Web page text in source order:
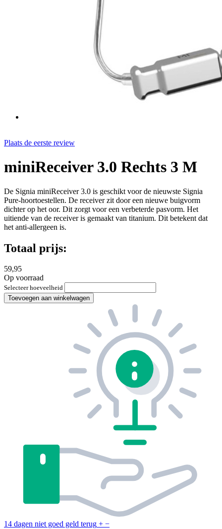
Plaats de eerste review
miniReceiver 3.0 Rechts 3 M
De Signia miniReceiver 3.0 is geschikt voor de nieuwste Signia
Pure-hoortoestellen. De receiver zit door een nieuwe buigvorm
dichter op het oor. Dit zorgt voor een verbeterde pasvorm. Het
uitiende van de receiver is gemaakt van titanium. Dit betekent dat
het anti-allergeen is.
Totaal prijs:
59,95
Op voorraad
Selecteer hoeveelheid
Toevoegen aan winkelwagen
14 dagen niet goed geld terug + −